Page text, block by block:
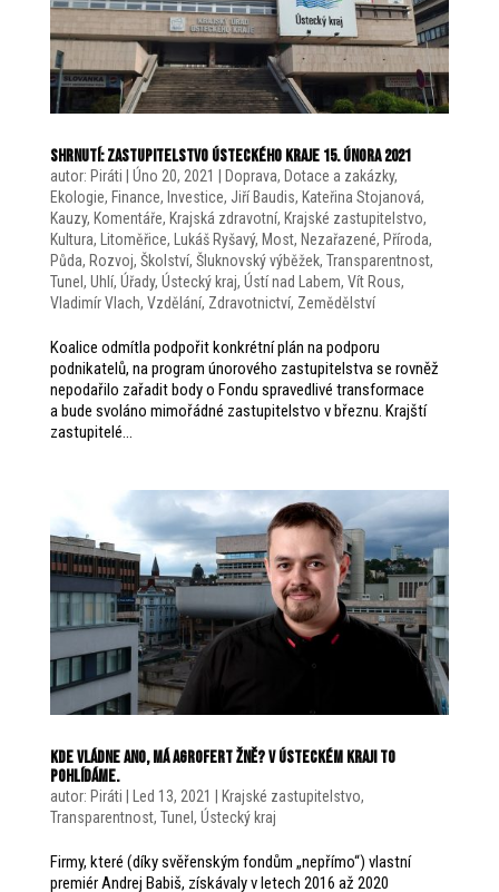
SHRNUTÍ: Zastupitelstvo Ústeckého kraje 15. února 2021
autor: Piráti Úno 20, 2021 Doprava, Dotace a zakázky,
Ekologie, Finance, Investice, Jiří Baudis, Kateřina Stojanová,
Kauzy, Komentáře, Krajská zdravotní, Krajské zastupitelstvo,
Kultura, Litoměřice, Lukáš Ryšavý, Most, Nezařazené, Příroda,
Půda, Rozvoj, Školství, Šluknovský výběžek, Transparentnost,
Tunel , Uhlí, Úřady, Ústecký kraj, Ústí nad Labem, Vít Rous,
Vladimír Vlach, Vzdělání, Zdravotnictví, Zemědělství
Koalice odmítla podpořit konkrétní plán na podporu
podnikatelů, na program únorového zastupitelstva se rovněž
nepodařilo zařadit body o Fondu spravedlivé transformace
a bude svoláno mimořádné zastupitelstvo v březnu. Krajští
zastupitelé...
Kde vládne ANO, má Agrofert žně? V Ústeckém kraji to
pohlídáme.
autor: Piráti Led 13, 2021 Krajské zastupitelstvo,
Transparentnost, Tunel , Ústecký kraj
Firmy, které (díky svěřenským fondům „nepřímo“) vlastní
premiér Andrej Babiš, získávaly v letech 2016 až 2020